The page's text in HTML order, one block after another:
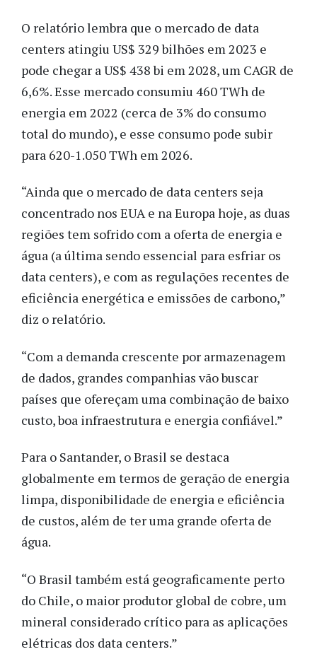
O relatório lembra que o mercado de data
centers atingiu US$ 329 bilhões em 2023 e
pode chegar a US$ 438 bi em 2028, um CAGR de
6,6%. Esse mercado consumiu 460 TWh de
energia em 2022 (cerca de 3% do consumo
total do mundo), e esse consumo pode subir
para 620-1.050 TWh em 2026.
“Ainda que o mercado de data centers seja
concentrado nos EUA e na Europa hoje, as duas
regiões tem sofrido com a oferta de energia e
água (a última sendo essencial para esfriar os
data centers), e com as regulações recentes de
eficiência energética e emissões de carbono,”
diz o relatório.
“Com a demanda crescente por armazenagem
de dados, grandes companhias vão buscar
países que ofereçam uma combinação de baixo
custo, boa infraestrutura e energia confiável.”
Para o Santander, o Brasil se destaca
globalmente em termos de geração de energia
limpa, disponibilidade de energia e eficiência
de custos, além de ter uma grande oferta de
água.
“O Brasil também está geograficamente perto
do Chile, o maior produtor global de cobre, um
mineral considerado crítico para as aplicações
elétricas dos data centers.”